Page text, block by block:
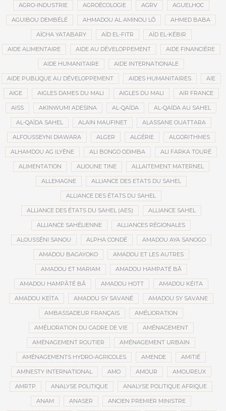
AGRO-INDUSTRIE AGROÉCOLOGIE AGRV AGUELHOC
AGUIBOU DEMBÉLÉ AHMADOU AL AMINOU LÔ AHMED BABA
AÏCHA YATABARY AÏD EL-FITR AÏD EL-KÉBIR
AIDE ALIMENTAIRE AIDE AU DÉVELOPPEMENT AIDE FINANCIÈRE
AIDE HUMANITAIRE AIDE INTERNATIONALE
AIDE PUBLIQUE AU DÉVELOPPEMENT AIDES HUMANITAIRES AIE
AIGE AIGLES DAMES DU MALI AIGLES DU MALI AIR FRANCE
AISS AKINWUMI ADESINA AL-QAÏDA AL-QAÏDA AU SAHEL
AL-QAÏDA SAHEL ALAIN MAUFINET ALASSANE OUATTARA
ALFOUSSEYNI DIAWARA ALGER ALGÉRIE ALGORITHMES
ALHAMDOU AG ILYÈNE ALI BONGO ODIMBA ALI FARKA TOURÉ
ALIMENTATION ALIOUNE TINE ALLAITEMENT MATERNEL
ALLEMAGNE ALLIANCE DES ETATS DU SAHEL
ALLIANCE DES ÉTATS DU SAHEL
ALLIANCE DES ÉTATS DU SAHEL (AES) ALLIANCE SAHEL
ALLIANCE SAHÉLIENNE ALLIANCES RÉGIONALES
ALOUSSÉNI SANOU ALPHA CONDÉ AMADOU AYA SANOGO
AMADOU BAGAYOKO AMADOU ET LES AUTRES
AMADOU ET MARIAM AMADOU HAMPATÉ BÂ
AMADOU HAMPÂTÉ BÂ AMADOU HOTT AMADOU KÉITA
AMADOU KEÏTA AMADOU SY SAVANÉ AMADOU SY SAVANE
AMBASSADEUR FRANÇAIS AMÉLIORATION
AMÉLIORATION DU CADRE DE VIE AMÉNAGEMENT
AMÉNAGEMENT ROUTIER AMÉNAGEMENT URBAIN
AMÉNAGEMENTS HYDRO-AGRICOLES AMENDE AMITIÉ
AMNESTY INTERNATIONAL AMO AMOUR AMOUREUX
AMRTP ANALYSE POLITIQUE ANALYSE POLITIQUE AFRIQUE
ANAM ANASER ANCIEN PREMIER MINISTRE